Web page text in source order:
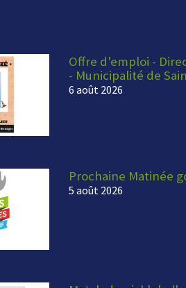
Offre d'emploi -
- Municipalité de
6 août 2026
Prochaine Matinée
5 août 2026